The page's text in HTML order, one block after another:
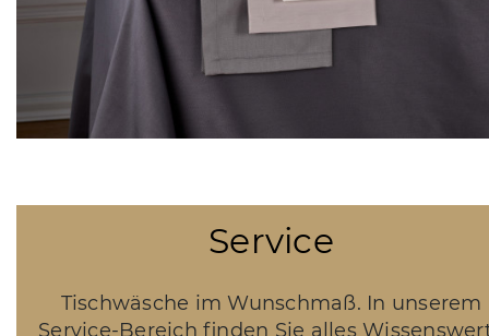
Service
Tischwäsche im Wunschmaß. In unserem
Service-Bereich finden Sie alles